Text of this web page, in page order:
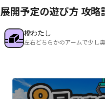
展開予定の遊び方 攻略
橋わたし
左右どちらかのアームで少し